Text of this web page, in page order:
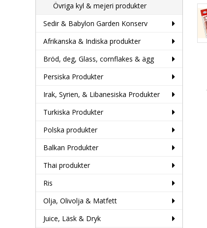
Övriga kyl & mejeri produkter
Sedir & Babylon Garden Konserv
Afrikanska & Indiska produkter
Bröd, deg, Glass, cornflakes & ägg
Persiska Produkter
Irak, Syrien, & Libanesiska Produkter
Turkiska Produkter
Polska produkter
Balkan Produkter
Thai produkter
Ris
Olja, Olivolja & Matfett
Juice, Läsk & Dryk
Kycking m Pistage